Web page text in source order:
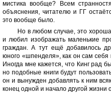
мистика вообще? Всем
объяснения, читателю и ГГ
это вообще было.
Но в любом случае, это
и любил изображать маленькие
граждан. А тут ещё добавилось
юного «шпенделя», как он сам себя
Иногда мне кажется, что Кинг рад
но подобные книги будут
он и вынужден добавлять к ним
конец одной и начало другой